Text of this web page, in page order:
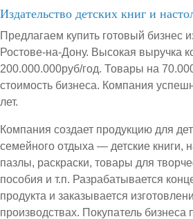
Издательство детских книг и
Предлагаем купить готовый бизнес
Ростове-на-Дону. Высокая выручка
200.000.000руб/год. Товары на
стоимость бизнеса. Компания
лет.
Компания создает продукцию для
семейного отдыха — детские книги,
пазлы, раскраски, товары для
пособия и т.п. Разрабатывается
продукта и заказывается
производствах. Покупатель бизнеса